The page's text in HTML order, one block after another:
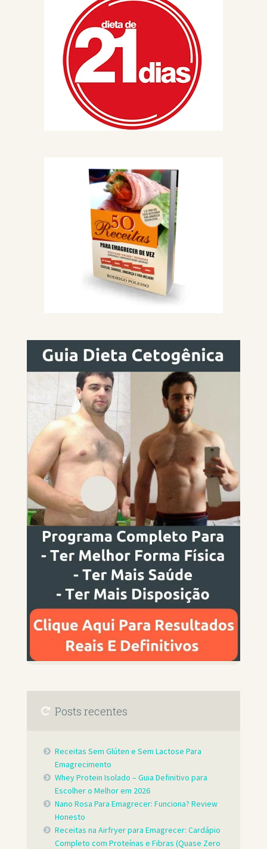
Posts recentes
Receitas Sem Glúten e Sem Lactose Para
Emagrecimento
Whey Protein Isolado – Guia Definitivo para
Escolher o Melhor em 2026
Nano Rosa Para Emagrecer: Funciona? Review
Honesto
Receitas na Airfryer para Emagrecer: Cardápio
Completo com Proteínas e Fibras (Quase Zero